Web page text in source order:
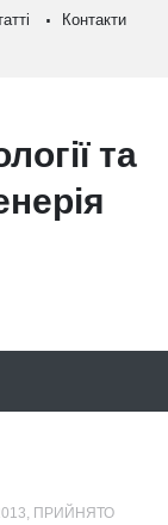
Контакти
та
ПРИЙНЯТО